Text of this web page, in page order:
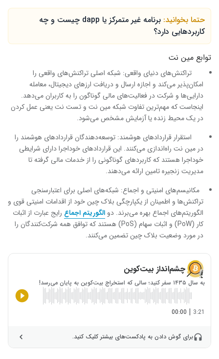
حتما بخوانید:
برنامه غیر متمرکز یا dapp چیست و چه
کاربردهایی دارد؟
توابع مین نت
تراکنش‌های دنیای واقعی: شبکه اصلی تراکنش‌های واقعی را
امکان‌پذیر می‌کند و اجازه ارسال و دریافت ارزهای دیجیتال، معامله
دارایی‌ها و شرکت در فعالیت‌های مالی گوناگون را به کاربران می‌دهد.
اینجاست که مهم‌ترین تفاوت شبکه مین نت و تست نت یعنی عمل کردن
در یک محیط زنده یا آزمایش مشخص می‌شود.
استقرار قراردادهای هوشمند: توسعه‌دهندگان قراردادهای هوشمند را
در مین نت راه‌اندازی می‌کنند. این قراردادهای خوداجرا دارای شرایطی
خوداجرا هستند که کاربردهای گوناگونی را از خدمات مالی گرفته تا
مدیریت زنجیره تامین ارائه می‌دهند.
مکانیسم‌های امنیتی و اجماع: شبکه‌های اصلی برای اعتبارسنجی
تراکنش‌ها و اطمینان از یکپارچگی بلاک چین خود از اقدامات امنیتی قوی و
الگوریتم‌های اجماع بهره می‌برند. دو الگوریتم اجماع رایج عبارت از اثبات
کار (PoW) و اثبات سهام (PoS) هستند که توافق همه شرکت‌کنندگان را
در مورد وضعیت بلاک چین تضمین می‌کنند.
چشم‌انداز بیت‌کوین
به سال ۱۴۳۵ سفر کنید؛ سالی که استخراج بیت‌کوین به پایان می‌رسد!
3:21
|
00:00
برای گوش دادن به پادکست‌های بیشتر کلیک کنید.